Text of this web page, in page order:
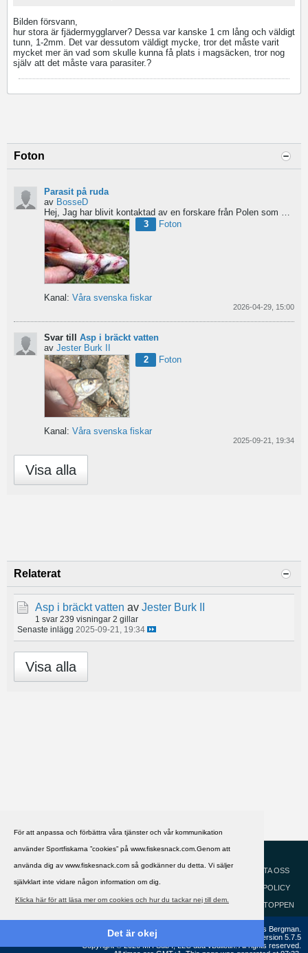
För att anpassa och förbättra våra tjänster och vår kommunikation
använder Sportfiskarna ”cookies” på www.fiskesnack.com.Genom att
använda dig av www.fiskesnack.com så godkänner du detta. Vi säljer
självklart inte vidare någon information om dig.
Klicka här för att läsa mer om cookies och hur du tackar nej till dem.
Det är okej
Bilden försvann,
hur stora är fjädermygglarver? Dessa var kanske 1 cm lång och väldigt
tunn, 1-2mm. Det var dessutom väldigt mycke, tror det måste varit
mycket mer än vad som skulle kunna få plats i magsäcken, tror nog
själv att det måste vara parasiter.?
Foton
Parasit på ruda
av BosseD
Hej, Jag har blivit kontaktad av en forskare från Polen som är på jakt efter material av...
3
Foton
Kanal: Våra svenska fiskar
2026-04-29, 15:00
Svar till Asp i bräckt vatten
av Jester Burk II
2
Foton
Kanal: Våra svenska fiskar
2025-09-21, 19:34
Visa alla
Relaterat
Asp i bräckt vatten av Jester Burk II
1 svar 239 visningar 2 gillar
Senaste inlägg 2025-09-21, 19:34
Visa alla
HJÄLP
KONTAKTA OSS
COOKIEPOLICY
GÅ TILL TOPPEN
Copyright ©2002 - 2021, FiskeSnack.com. Grundad 2002 av Anders Bergman.
Version 5.7.5
Copyright © 2026 MH Sub I, LLC dba vBulletin. All rights reserved.